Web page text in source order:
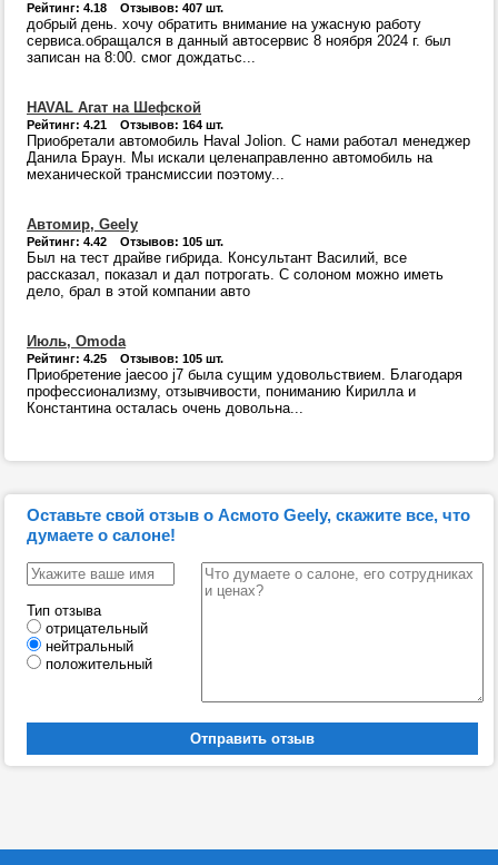
Рейтинг: 4.18 Отзывов: 407 шт.
добрый день. хочу обратить внимание на ужасную работу
сервиса.обращался в данный автосервис 8 ноября 2024 г. был
записан на 8:00. смог дождатьс...
HAVAL Агат на Шефской
Рейтинг: 4.21 Отзывов: 164 шт.
Приобретали автомобиль Haval Jolion. С нами работал менеджер
Данила Браун. Мы искали целенаправленно автомобиль на
механической трансмиссии поэтому...
Автомир, Geely
Рейтинг: 4.42 Отзывов: 105 шт.
Был на тест драйве гибрида. Консультант Василий, все
рассказал, показал и дал потрогать. С солоном можно иметь
дело, брал в этой компании авто
Июль, Omoda
Рейтинг: 4.25 Отзывов: 105 шт.
Приобретение jaecoo j7 была сущим удовольствием. Благодаря
профессионализму, отзывчивости, пониманию Кирилла и
Константина осталась очень довольна...
Оставьте свой отзыв о Асмото Geely, скажите все, что
думаете о салоне!
Тип отзыва
отрицательный
нейтральный
положительный